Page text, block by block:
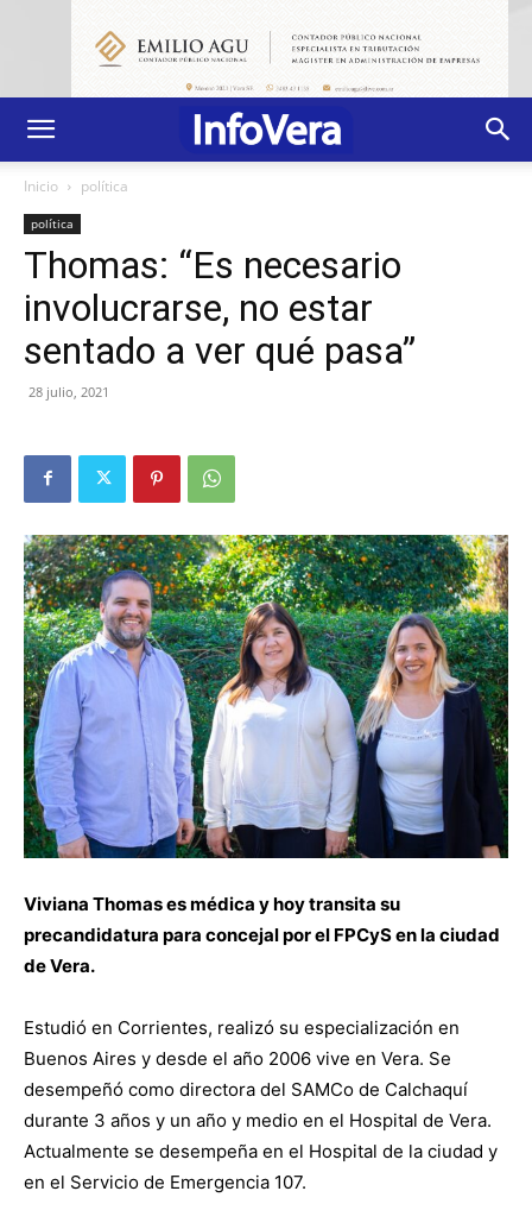
Inicio política
política
Thomas: “Es necesario
involucrarse, no estar
sentado a ver qué pasa”
28 julio, 2021
Viviana Thomas es médica y hoy transita su
precandidatura para concejal por el FPCyS en la ciudad
de Vera.
Estudió en Corrientes, realizó su especialización en
Buenos Aires y desde el año 2006 vive en Vera. Se
desempeñó como directora del SAMCo de Calchaquí
durante 3 años y un año y medio en el Hospital de Vera.
Actualmente se desempeña en el Hospital de la ciudad y
en el Servicio de Emergencia 107.